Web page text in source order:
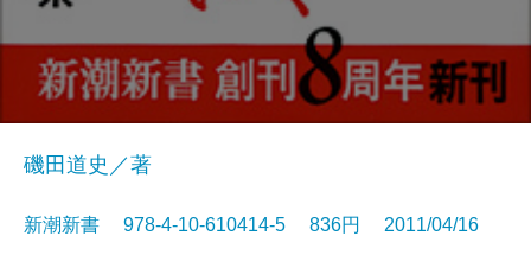
磯田道史／著
新潮新書 978-4-10-610414-5 836円 2011/04/16